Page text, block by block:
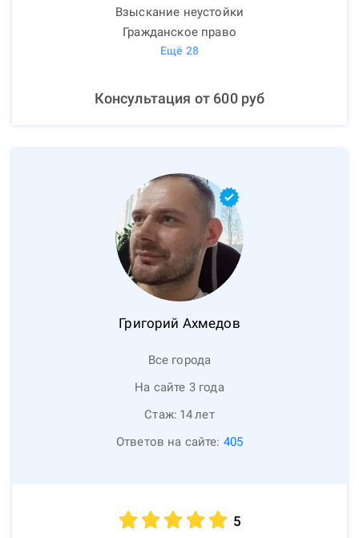
Взыскание неустойки
Гражданское право
Ещё 28
Консультация от 600руб
Григорий Ахмедов
Все города
На сайте 3 года
Стаж: 14лет
Ответов на сайте: 405
5